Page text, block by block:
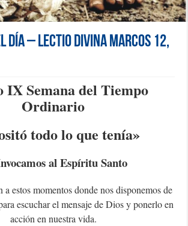
día – Lectio Divina Marcos 12,
IX Semana del Tiempo
Ordinario
todo lo que tenía»
al Espíritu Santo
a estos momentos donde nos disponemos de
escuchar el mensaje de Dios y ponerlo en
acción en nuestra vida.